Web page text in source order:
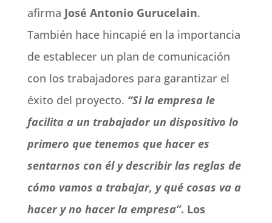
afirma José Antonio Gurucelain.
También hace hincapié en la importancia
de establecer un plan de comunicación
con los trabajadores para garantizar el
éxito del proyecto. “Si la empresa le
facilita a un trabajador un dispositivo lo
primero que tenemos que hacer es
sentarnos con él y describir las reglas de
cómo vamos a trabajar, y qué cosas va a
hacer y no hacer la empresa”. Los